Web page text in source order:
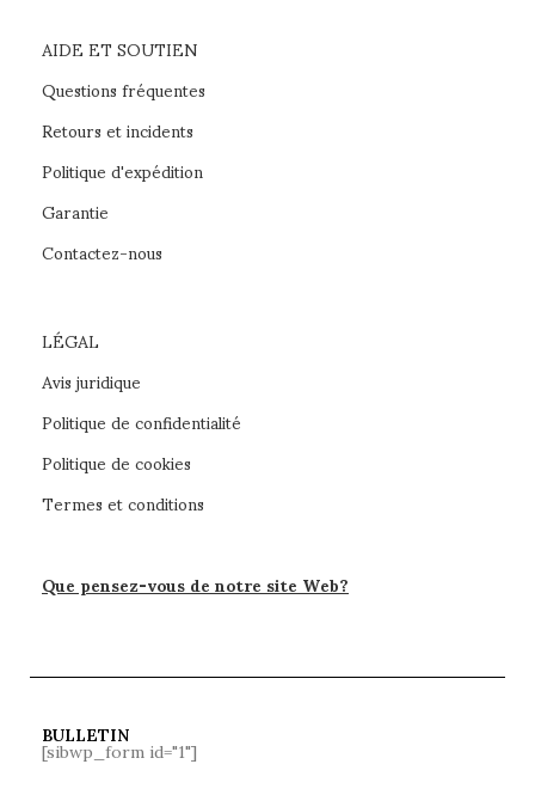
AIDE ET SOUTIEN
Questions fréquentes
Retours et incidents
Politique d'expédition
Garantie
Contactez-nous
LÉGAL
Avis juridique
Politique de confidentialité
Politique de cookies
Termes et conditions
Que pensez-vous de notre site Web?
BULLETIN
[sibwp_form id="1"]